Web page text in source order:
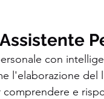
con
l'elaborazione del
e